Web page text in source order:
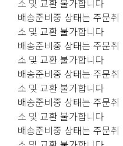
소 및 교환 불가합니다
배송준비중 상태는 주문취
소 및 교환 불가합니다
배송준비중 상태는 주문취
소 및 교환 불가합니다
배송준비중 상태는 주문취
소 및 교환 불가합니다
배송준비중 상태는 주문취
소 및 교환 불가합니다
배송준비중 상태는 주문취